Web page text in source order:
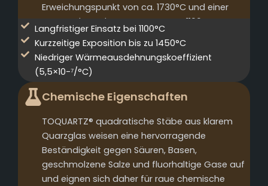
Erweichungspunkt von ca. 1730°C und einer
Dauergebrauchstemperatur von 1100°C.
Langfristiger Einsatz bei 1100°C
Kurzzeitige Exposition bis zu 1450°C
Niedriger Wärmeausdehnungskoeffizient
(5,5×10-⁷/°C)
Chemische Eigenschaften
TOQUARTZ® quadratische Stäbe aus klarem
Quarzglas weisen eine hervorragende
Beständigkeit gegen Säuren, Basen,
geschmolzene Salze und fluorhaltige Gase auf
und eignen sich daher für raue chemische